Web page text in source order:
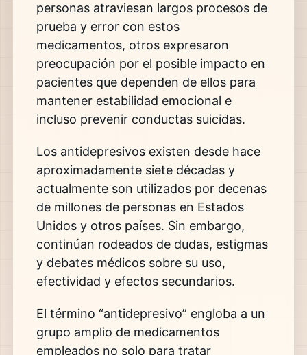
personas atraviesan largos procesos de
prueba y error con estos
medicamentos, otros expresaron
preocupación por el posible impacto en
pacientes que dependen de ellos para
mantener estabilidad emocional e
incluso prevenir conductas suicidas.
Los antidepresivos existen desde hace
aproximadamente siete décadas y
actualmente son utilizados por decenas
de millones de personas en Estados
Unidos y otros países. Sin embargo,
continúan rodeados de dudas, estigmas
y debates médicos sobre su uso,
efectividad y efectos secundarios.
El término “antidepresivo” engloba a un
grupo amplio de medicamentos
empleados no solo para tratar